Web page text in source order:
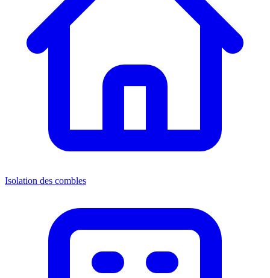
Isolation des combles